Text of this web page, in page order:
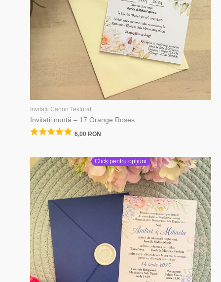
Invitații Carton Texturat
Invitații nuntă – 17 Orange Roses
6,00 RON
Click pentru opțiuni